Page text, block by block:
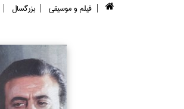
فيلم و موسيقي
بزرگسال